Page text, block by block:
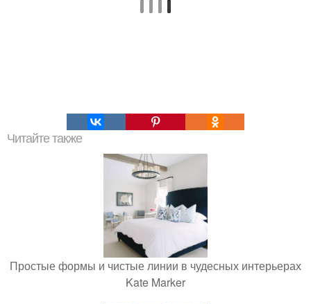
Читайте также
Простые формы и чистые линии в чудесных интерьерах
Kate Marker